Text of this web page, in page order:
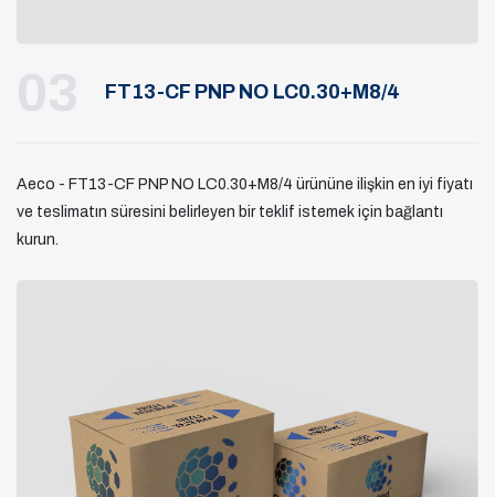
03 FT13-CF PNP NO LC0.30+M8/4
Aeco - FT13-CF PNP NO LC0.30+M8/4 ürününe ilişkin en iyi fiyatı
ve teslimatın süresini belirleyen bir teklif istemek için bağlantı
kurun.